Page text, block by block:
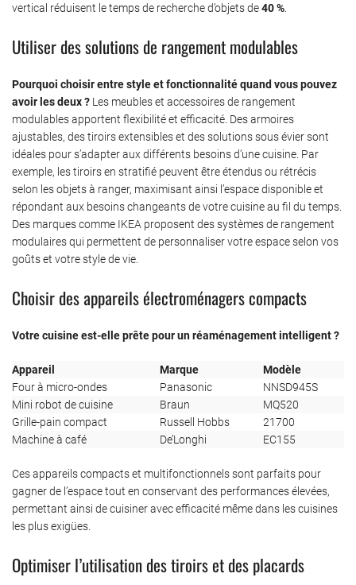
vertical réduisent le temps de recherche d’objets de40 %
Utiliser des solutions de rangement modulables
Pourquoi choisir entre style et fonctionnalité quand vous pouvez
avoir les deux ? Les meubles et accessoires de rangement
modulables apportent flexibilité et efficacité. Des armoires
ajustables, des tiroirs extensibles et des solutions sous évier sont
idéales pour s’adapter aux différents besoins d’une cuisine. Par
exemple, les tiroirs en stratifié peuvent être étendus ou rétrécis
selon les objets à ranger, maximisant ainsi l’espace disponible et
répondant aux besoins changeants de votre cuisine au fil du temps.
Des marques comme IKEA proposent des systèmes de rangement
modulaires qui permettent de personnaliser votre espace selon vos
goûts et votre style de vie.
Choisir des appareils électroménagers compacts
Votre cuisine est-elle prête pour un réaménagement intelligent ?
Appareil Marque
Modèle
Four à micro-ondes
Panasonic
NNSD945S
Mini robot de cuisine
Braun
MQ520
Grille-pain compact
Russell Hobbs
21700
Machine à café
De’Longhi EC155
Ces appareils compacts et multifonctionnels sont parfaits pour
gagner de l’espace tout en conservant des performances élevées,
permettant ainsi de cuisiner avec efficacité même dans les cuisines
les plus exigües.
Optimiser l’utilisation des tiroirs et des placards